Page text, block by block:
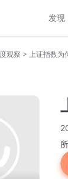
发现
观察 > 上证指数为